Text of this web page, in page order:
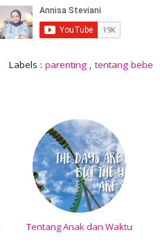
Labels : parenting ,tentang bebe
Tentang Anak dan Waktu